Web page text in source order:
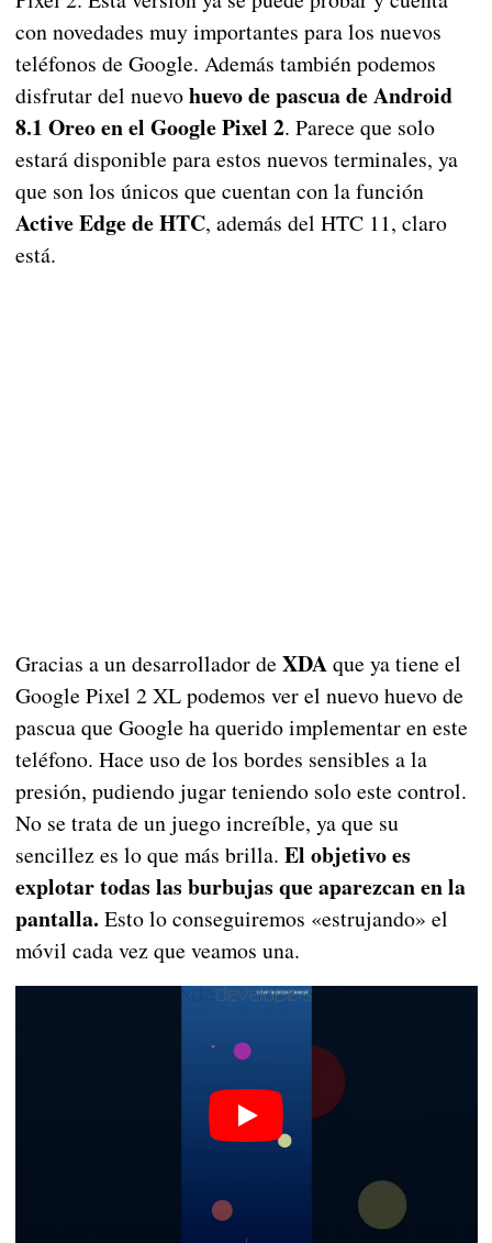
con novedades muy importantes para los nuevos
teléfonos de Google. Además también podemos
disfrutar del nuevohuevo de pascua de Android
8.1 Oreo en el Google Pixel 2. Parece que solo
estará disponible para estos nuevos terminales, ya
que son los únicos que cuentan con la función
Active Edge de HTC, además del HTC 11, claro
está.
Gracias a un desarrollador de XDAque ya tiene el
Google Pixel 2 XL podemos ver el nuevo huevo de
pascua que Google ha querido implementar en este
teléfono. Hace uso de los bordes sensibles a la
presión, pudiendo jugar teniendo solo este control.
No se trata de un juego increíble, ya que su
sencillez es lo que más brilla. El objetivo es
explotar todas las burbujas que aparezcan en la
pantalla. Esto lo conseguiremos «estrujando» el
móvil cada vez que veamos una.